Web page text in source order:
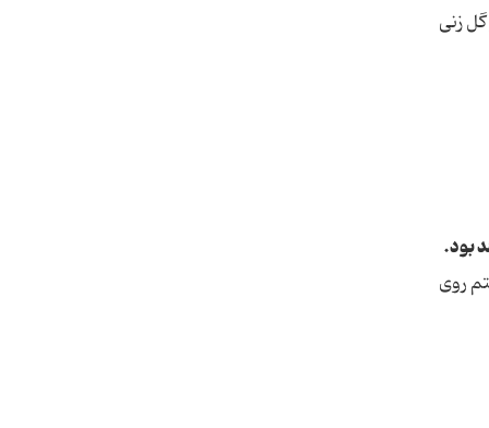
زنی
بود.
روی